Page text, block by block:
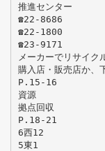
推進センター
☎22-8686
☎22-1800
☎23-9171
メーカーでリサイク
購入店・販売店か、
P.15-16
資源
拠点回収
P.18-21
6西12
5東1